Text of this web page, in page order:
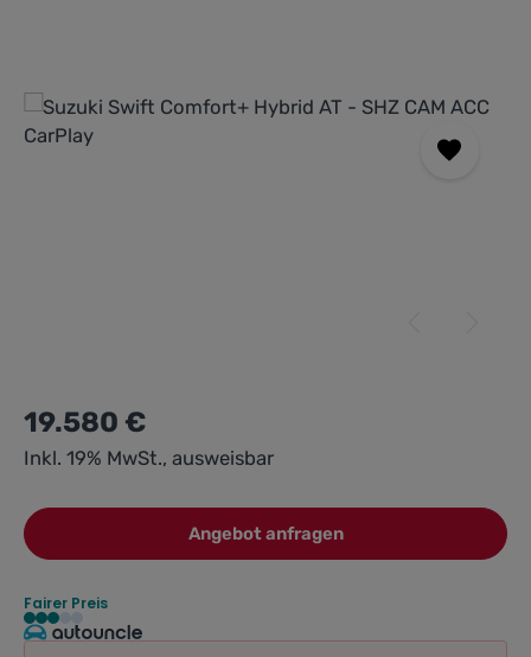
Bildergalerie überspringen
19.580 €
Inkl. 19% MwSt., ausweisbar
Angebot anfragen
Fairer Preis